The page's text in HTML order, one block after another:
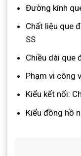
Đường kính
Chất liệu que
SS
Chiều dài que
Phạm vi công
Kiểu kết nối:
Kiểu đồng hồ